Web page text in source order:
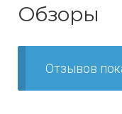
Обзоры
Отзывов